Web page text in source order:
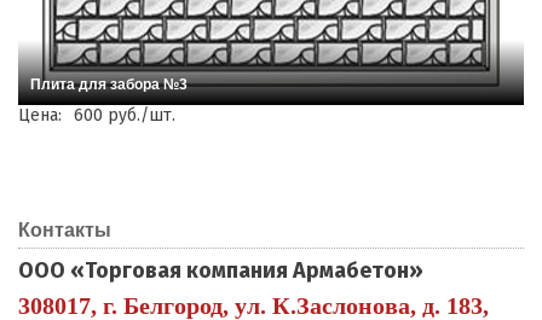
Плита для забора №3
Цена: 600 руб./шт.
Контакты
ООО «Торговая компания Армабетон»
308017, г. Белгород, ул. К.Заслонова, д. 183,